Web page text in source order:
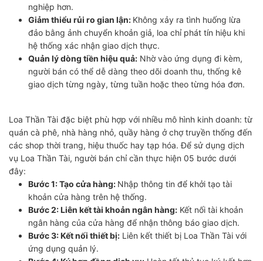
nghiệp hơn.
Giảm thiểu rủi ro gian lận: Không xảy ra tình huống lừa
đảo bằng ảnh chuyển khoản giả, loa chỉ phát tín hiệu khi
hệ thống xác nhận giao dịch thực.
Quản lý dòng tiền hiệu quả: Nhờ vào ứng dụng đi kèm,
người bán có thể dễ dàng theo dõi doanh thu, thống kê
giao dịch từng ngày, từng tuần hoặc theo từng hóa đơn.
Loa Thần Tài đặc biệt phù hợp với nhiều mô hình kinh doanh: từ
quán cà phê, nhà hàng nhỏ, quầy hàng ở chợ truyền thống đến
các shop thời trang, hiệu thuốc hay tạp hóa. Để sử dụng dịch
vụ Loa Thần Tài, người bán chỉ cần thực hiện 05 bước dưới
đây:
Bước 1: Tạo cửa hàng: Nhập thông tin để khởi tạo tài
khoản cửa hàng trên hệ thống.
Bước 2: Liên kết tài khoản ngân hàng: Kết nối tài khoản
ngân hàng của cửa hàng để nhận thông báo giao dịch.
Bước 3: Kết nối thiết bị: Liên kết thiết bị Loa Thần Tài với
ứng dụng quản lý.